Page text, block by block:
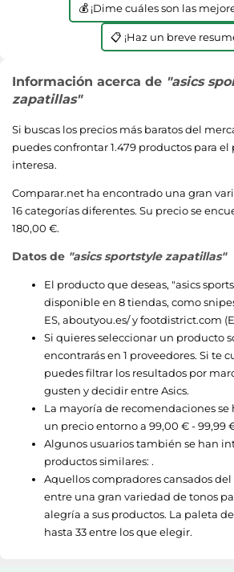
💰 ¡Dime cuáles son las
📋 ¡Haz un breve
Información acerca de "asics
zapatillas"
Si buscas los precios más baratos del
puedes confrontar 1.479 productos para
interesa.
Comparar.net ha encontrado una gran
16 categorías diferentes. Su precio se
180,00 €.
Datos de "asics sportstyle zapatillas"
El producto que deseas, "asics
disponible en 8 tiendas, como
ES, aboutyou.es/yfootdistrict.com
Si quieres seleccionar un producto
encontrarás en 1 proveedores. Si te
puedes filtrar los resultados por
gusten y decidir entreAsics.
La mayoría de recomendaciones se
un precio entorno a 99,00 € - 99,99
Algunos usuarios también se han
productos similares: .
Aquellos compradores cansados
entre una gran variedad de tonos
alegría a sus productos. La paleta
hasta 33 entre los que elegir.